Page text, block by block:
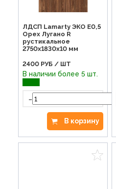
ЛДСП Lamarty ЭКО E0,5
Орех Лугано R
рустикальное
2750х1830х10 мм
2400 РУБ / ШТ
В наличии более 5 шт.
-
В корзину